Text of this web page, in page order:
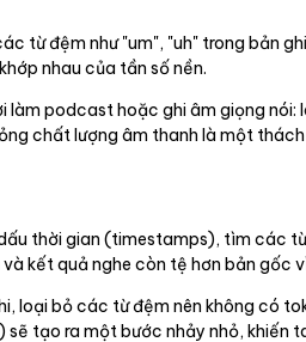
từ đệm như "um", "uh" trong bản
nhau của tần số nền.
podcast hoặc ghi âm giọng nói:
chất lượng âm thanh là một
thời gian (timestamps), tìm các
kết quả nghe còn tệ hơn bản gốc
loại bỏ các từ đệm nên không có
tạo ra một bước nhảy nhỏ, khiến